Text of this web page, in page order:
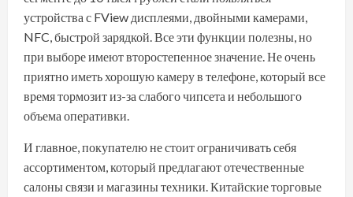
устройства с FView дисплеями, двойными камерами,
NFC быстрой зарядкой . Все эти функции полезны, но
при выборе имеют второстепенное значение. Не очень
приятно иметьхорошую камерув телефоне, который все
время тормозит из-за слабого чипсета и небольшого
объема оперативки.
И главное, покупателю не стоит ограничивать себя
ассортиментом, который предлагают отечественные
салоны связи и магазины техники. Китайские торговые